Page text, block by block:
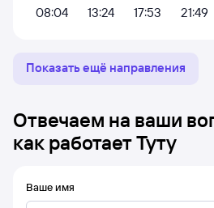
08:04
13:24 17:53 21:49
Показать ещё направления
Отвечаем на ваши
как работает Туту
Ваше имя